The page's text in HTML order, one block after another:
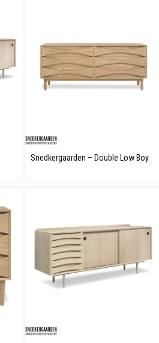
Snedkergaarden – Double Low Boy